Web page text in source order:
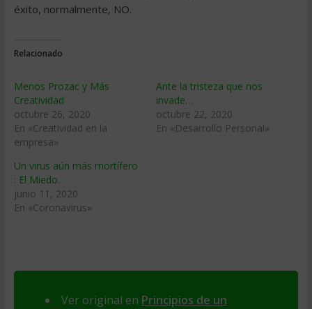
éxito, normalmente, NO.
Relacionado
Menos Prozac y Más
Creatividad
octubre 26, 2020
En «Creatividad en la
empresa»
Ante la tristeza que nos
invade…
octubre 22, 2020
En «Desarrollo Personal»
Un virus aún más mortífero
: El Miedo.
junio 11, 2020
En «Coronavirus»
Ver original en Principios de un